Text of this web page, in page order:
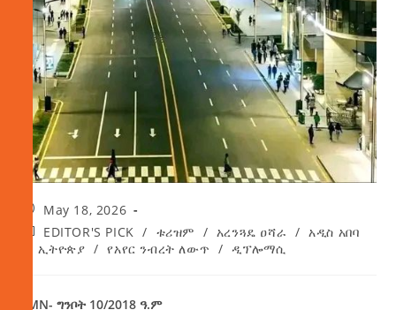
May 18, 2026
EDITOR'S PICK / ቱሪዝም / አረንጓዴ ዐሻራ / አዲስ አበባ
ኢትዮጵያ / የአየር ንብረት ለውጥ / ዲፕሎማሲ
AMN- ግንቦት 10/2018 ዓ.ም